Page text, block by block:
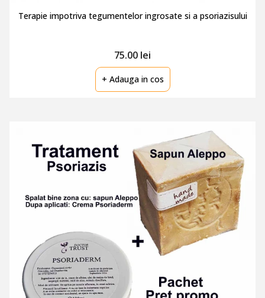
Terapie impotriva tegumentelor ingrosate si a psoriazisului
75.00 lei
+ Adauga in cos